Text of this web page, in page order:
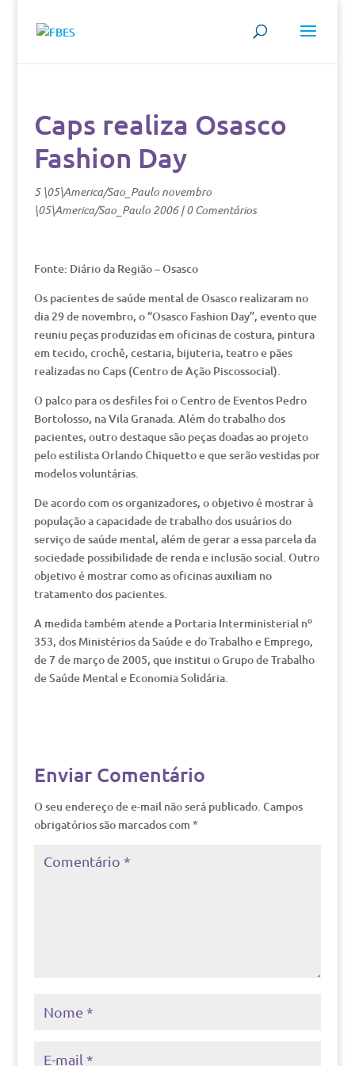
Caps realiza Osasco
Fashion Day
5 \05\America/Sao_Paulo novembro
\05\America/Sao_Paulo 2006|0 Comentários
Fonte: Diário da Região – Osasco
Os pacientes de saúde mental de Osasco realizaram no
dia 29 de novembro, o “Osasco Fashion Day”, evento que
reuniu peças produzidas em oficinas de costura, pintura
em tecido, crochê, cestaria, bijuteria, teatro e pães
realizadas no Caps (Centro de Ação Piscossocial).
O palco para os desfiles foi o Centro de Eventos Pedro
Bortolosso, na Vila Granada. Além do trabalho dos
pacientes, outro destaque são peças doadas ao projeto
pelo estilista Orlando Chiquetto e que serão vestidas por
modelos voluntárias.
De acordo com os organizadores, o objetivo é mostrar à
população a capacidade de trabalho dos usuários do
serviço de saúde mental, além de gerar a essa parcela da
sociedade possibilidade de renda e inclusão social. Outro
objetivo é mostrar como as oficinas auxiliam no
tratamento dos pacientes.
A medida também atende a Portaria Interministerial nº
353, dos Ministérios da Saúde e do Trabalho e Emprego,
de 7 de março de 2005, que institui o Grupo de Trabalho
de Saúde Mental e Economia Solidária.
Enviar Comentário
O seu endereço de e-mail não será publicado. Campos
obrigatórios são marcados com *